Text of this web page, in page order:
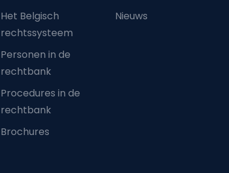
Het Belgisch
rechtssysteem
Personen in de
rechtbank
Procedures in de
rechtbank
Brochures
Nieuws